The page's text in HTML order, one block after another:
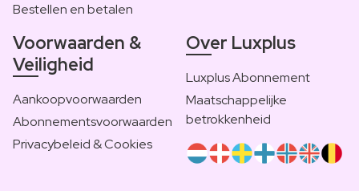
Bestellen en betalen
Voorwaarden &
Veiligheid
Aankoopvoorwaarden
Abonnementsvoorwaarden
Privacybeleid & Cookies
Over Luxplus
Luxplus Abonnement
Maatschappelijke
betrokkenheid